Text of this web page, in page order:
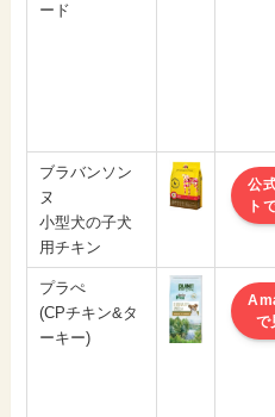
ード
ブラバンソン
ヌ
小型犬の子犬
用チキン
公
ト
プラぺ
(CPチキン&タ
ーキー)
で